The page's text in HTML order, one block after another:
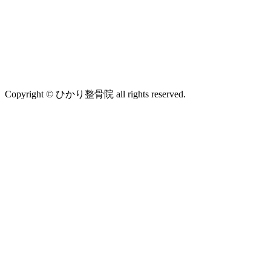
Copyright © ひかり整骨院 all rights reserved.